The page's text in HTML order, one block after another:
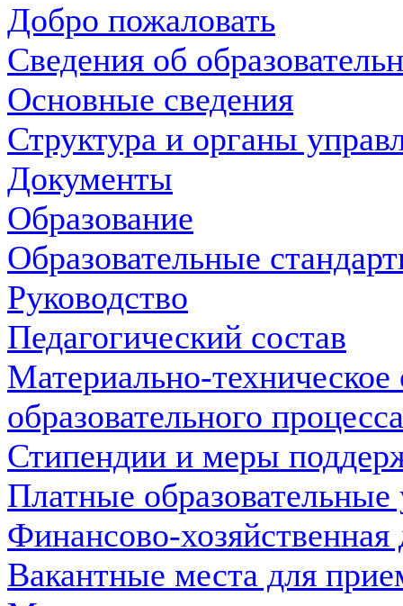
Добро пожаловать
Сведения об
Основные сведения
Структура и органы
Документы
Образование
Образовательные
Руководство
Педагогический состав
Материально-
образовательного
Стипендии и меры
Платные образовательные
Финансово-хозяйственная
Вакантные места для